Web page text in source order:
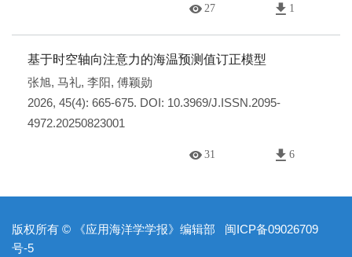
27 1
基于时空轴向注意力的海温预测值订正模型
张旭, 马礼, 李阳, 傅颖勋
2026, 45(4): 665-675. DOI: 10.3969/J.ISSN.2095-
4972.20250823001
31 6
版权所有 © 《应用海洋学学报》编辑部
闽ICP备09026709
号-5